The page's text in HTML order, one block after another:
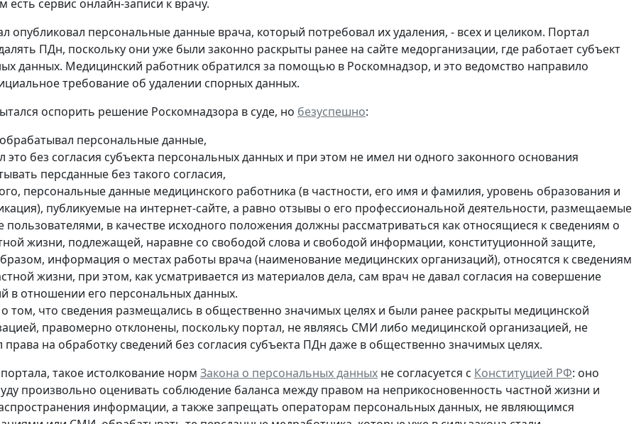
есть сервис онлайн-записи к врачу.
опубликовал персональные данные врача, который потребовал их удаления, - всех и целиком. Портал
ПДн, поскольку они уже были законно раскрыты ранее на сайте медорганизации, где работает субъект
данных. Медицинский работник обратился за помощью в Роскомнадзор, и это ведомство направило
требование об удалении спорных данных.
оспорить решение Роскомнадзора в суде, но безуспешно:
персональные данные,
это без согласия субъекта персональных данных и при этом не имел ни одного законного основания
персданные без такого согласия,
персональные данные медицинского работника (в частности, его имя и фамилия, уровень образования и
публикуемые на интернет-сайте, а равно отзывы о его профессиональной деятельности, размещаемые
пользователями, в качестве исходного положения должны рассматриваться как относящиеся к сведениям о
жизни, подлежащей, наравне со свободой слова и свободой информации, конституционной защите,
информация о местах работы врача (наименование медицинских организаций), относятся к сведениям
жизни, при этом, как усматривается из материалов дела, сам врач не давал согласия на совершение
в отношении его персональных данных.
том, что сведения размещались в общественно значимых целях и были ранее раскрыты медицинской
правомерно отклонены, поскольку портал, не являясь СМИ либо медицинской организацией, не
права на обработку сведений без согласия субъекта ПДн даже в общественно значимых целях.
такое истолкование норм Закона о персональных данных не согласуется с Конституцией РФ: оно
произвольно оценивать соблюдение баланса между правом на неприкосновенность частной жизни и
информации, а также запрещать операторам персональных данных, не являющимся